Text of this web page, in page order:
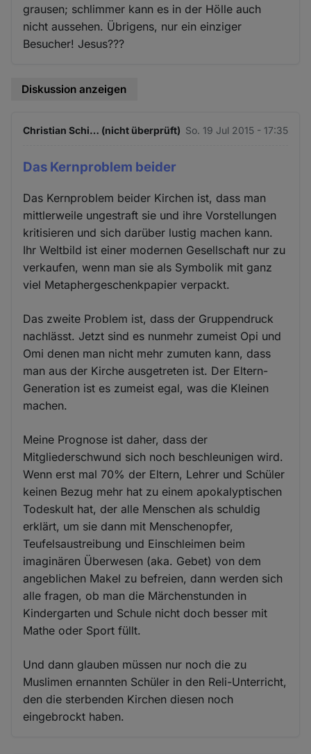
grausen; schlimmer kann es in der Hölle auch
nicht aussehen. Übrigens, nur ein einziger
Besucher! Jesus???
Diskussion anzeigen
Christian Schi… (nicht überprüft) So. 19 Jul 2015 - 17:35
Das Kernproblem beider
Das Kernproblem beider Kirchen ist, dass man
mittlerweile ungestraft sie und ihre Vorstellungen
kritisieren und sich darüber lustig machen kann.
Ihr Weltbild ist einer modernen Gesellschaft nur zu
verkaufen, wenn man sie als Symbolik mit ganz
viel Metaphergeschenkpapier verpackt.
Das zweite Problem ist, dass der Gruppendruck
nachlässt. Jetzt sind es nunmehr zumeist Opi und
Omi denen man nicht mehr zumuten kann, dass
man aus der Kirche ausgetreten ist. Der Eltern-
Generation ist es zumeist egal, was die Kleinen
machen.
Meine Prognose ist daher, dass der
Mitgliederschwund sich noch beschleunigen wird.
Wenn erst mal 70% der Eltern, Lehrer und Schüler
keinen Bezug mehr hat zu einem apokalyptischen
Todeskult hat, der alle Menschen als schuldig
erklärt, um sie dann mit Menschenopfer,
Teufelsaustreibung und Einschleimen beim
imaginären Überwesen (aka. Gebet) von dem
angeblichen Makel zu befreien, dann werden sich
alle fragen, ob man die Märchenstunden in
Kindergarten und Schule nicht doch besser mit
Mathe oder Sport füllt.
Und dann glauben müssen nur noch die zu
Muslimen ernannten Schüler in den Reli-Unterricht,
den die sterbenden Kirchen diesen noch
eingebrockt haben.